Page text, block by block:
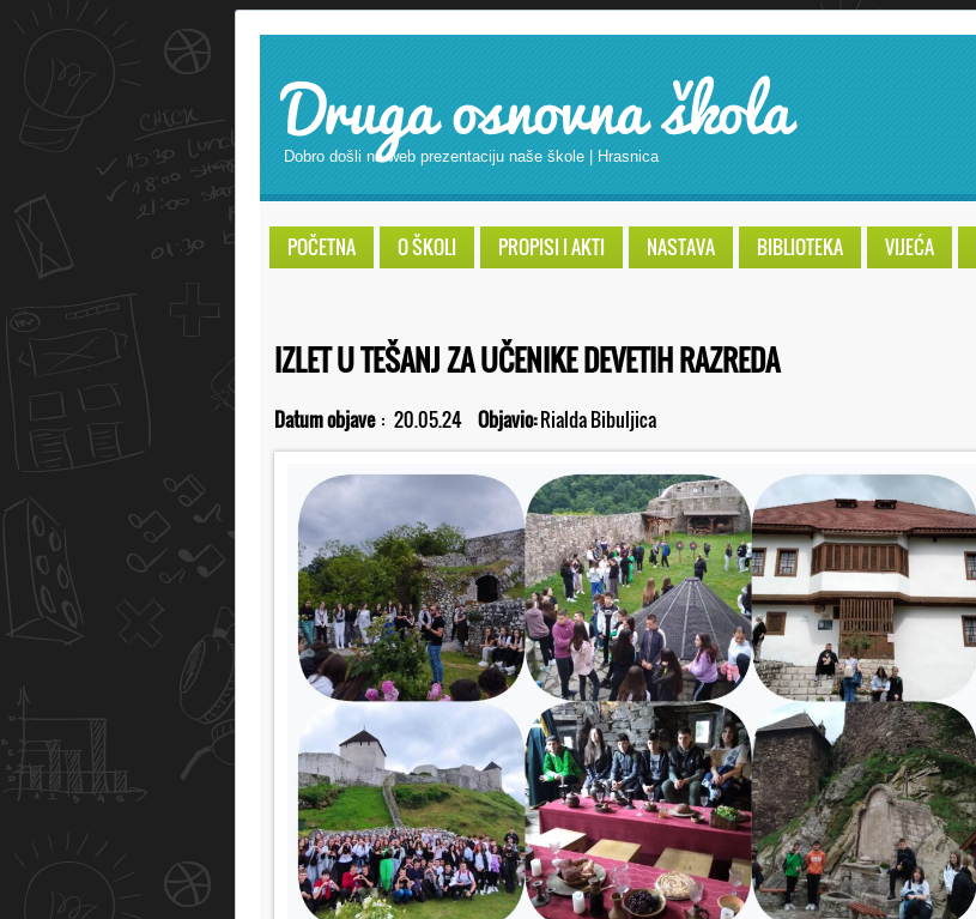
Druga osnovna škola
Dobro došli na web prezentaciju naše škole | Hrasnica
POČETNA O ŠKOLI PROPISI I AKTI NASTAVA BIBLIOTEKA VIJEĆA
IZLET U TEŠANJ ZA UČENIKE DEVETIH RAZREDA
Datum objave : 20.05.24 Objavio:Rialda Bibuljica